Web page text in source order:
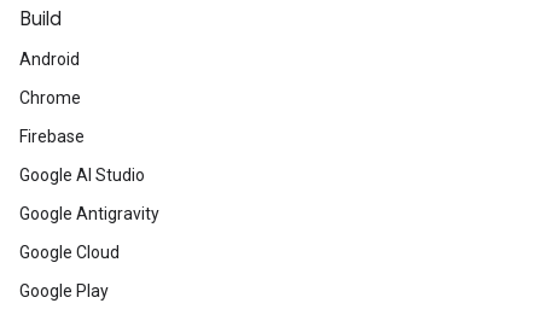
Build
Android
Chrome
Firebase
Google AI Studio
Google Antigravity
Google Cloud
Google Play